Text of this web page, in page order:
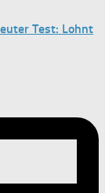
Test: Lohnt